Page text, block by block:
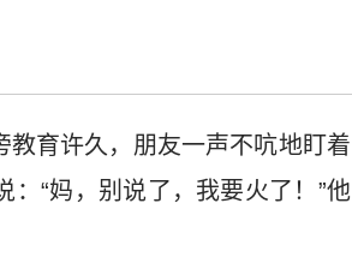
育许久，朋友一声不吭地盯着
“妈，别说了，我要火了！”他